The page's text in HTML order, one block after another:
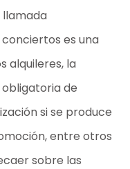
llamada
es una
alquileres, la
de
si se produce
entre otros
sobre las